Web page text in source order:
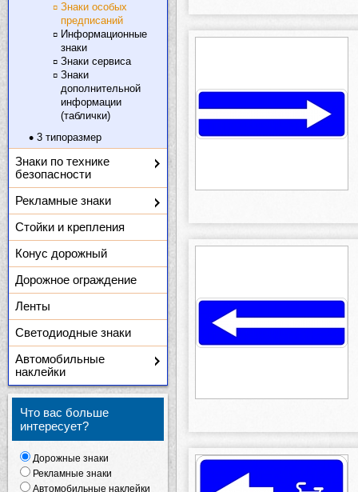
Знаки особых
предписаний
Информационные
знаки
Знаки сервиса
Знаки
дополнительной
информации
(таблички)
3 типоразмер
Знаки по технике
безопасности
Рекламные знаки
Стойки и крепления
Конус дорожный
Дорожное ограждение
Ленты
Светодиодные знаки
Автомобильные
наклейки
Что вас больше
интересует?
Дорожные знаки
Рекламные знаки
Автомобильные наклейки